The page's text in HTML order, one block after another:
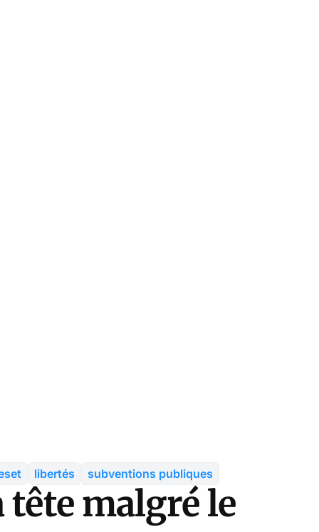
libertés subventions publiques
tête malgré le